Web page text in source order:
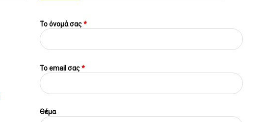
Το όνομά σας*
To email σας*
Θέμα